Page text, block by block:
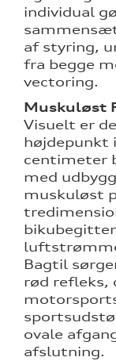
individual
af styring,
fra begge
vectoring.
Muskuløst
Visuelt er
højdepunkt
centimeter
med
muskuløst
Bagtil
rød refleks,
ovale
afslutning.